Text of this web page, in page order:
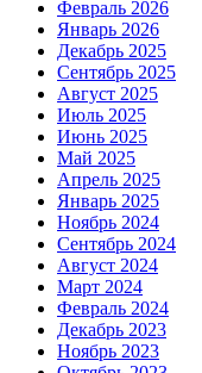
Февраль 2026
Январь 2026
Декабрь 2025
Сентябрь 2025
Август 2025
Июль 2025
Июнь 2025
Май 2025
Апрель 2025
Январь 2025
Ноябрь 2024
Сентябрь 2024
Август 2024
Март 2024
Февраль 2024
Декабрь 2023
Ноябрь 2023